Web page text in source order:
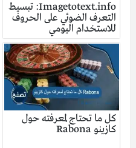
Imagetotext.info: تبسيط
التعرف الضوئي على الحروف
للاستخدام اليومي
كل ما تحتاج لمعرفته حول
كازينو Rabona